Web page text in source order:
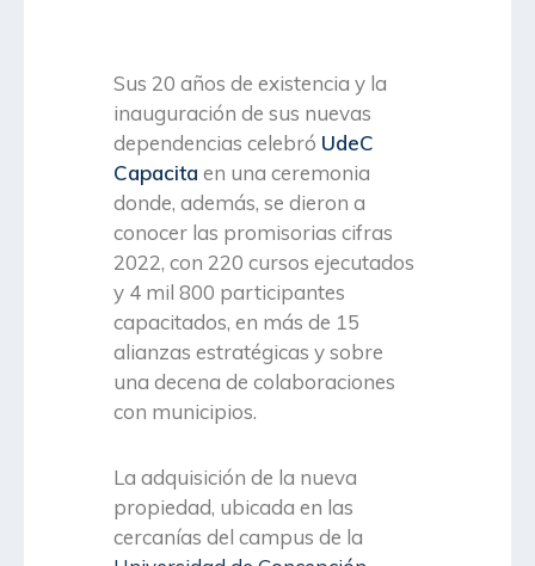
Sus 20 años de existencia y la
inauguración de sus nuevas
dependencias celebró UdeC
Capacita en una ceremonia
donde, además, se dieron a
conocer las promisorias cifras
2022, con 220 cursos ejecutados
y 4 mil 800 participantes
capacitados, en más de 15
alianzas estratégicas y sobre
una decena de colaboraciones
con municipios.
La adquisición de la nueva
propiedad, ubicada en las
cercanías del campus de la